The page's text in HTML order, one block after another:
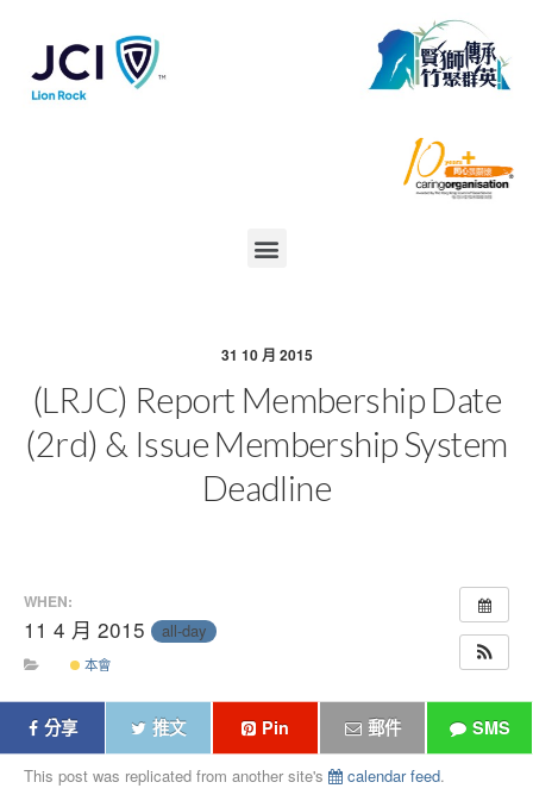
31 10 月 2015
(LRJC) Report Membership Date
(2rd) & Issue Membership System
Deadline
WHEN:
11 4 月 2015 all-day
本會
分享 推文 Pin 郵件 SMS
This post was replicated from another site's calendar feed.